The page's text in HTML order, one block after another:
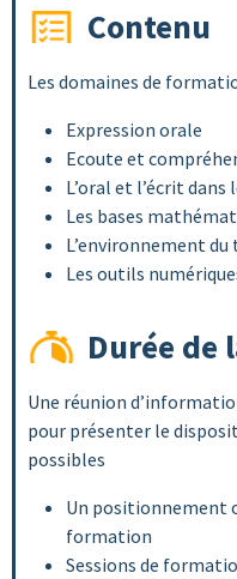
Contenu
Les domaines de
Expression orale
Ecoute et
L’oral et l’écrit
Les bases
L’environnement du
Les outils
Durée de
Une réunion
pour présenter le
possibles
Un positionnement
formation
Sessions de